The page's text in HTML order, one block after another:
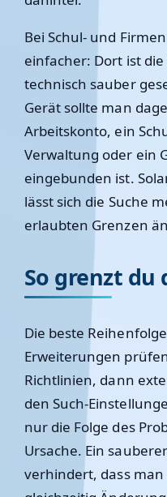
Bei Schul- und
einfacher: Dort ist
technisch sauber
Gerät sollte man
Arbeitskonto, ein
Verwaltung oder ein
eingebunden ist.
lässt sich die Suche
erlaubten Grenzen
So grenzt du
Die beste
Erweiterungen
Richtlinien, dann
den Such-
nur die Folge des
Ursache. Ein
verhindert, dass